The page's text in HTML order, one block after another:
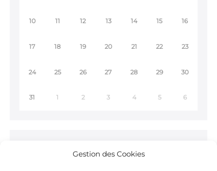
Gestion des Cookies
10 11 12 13 14 15 16
17 18 19 20 21 22 23
24 25 26 27 28 29 30
31 1 2 3 4 5 6
Ne ratez rien !